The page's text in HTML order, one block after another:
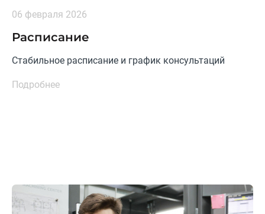
06 февраля 2026
Расписание
Стабильное расписание и график консультаций
Подробнее